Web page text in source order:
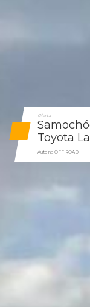
Oferta
Toyota
Auto na OFF ROAD